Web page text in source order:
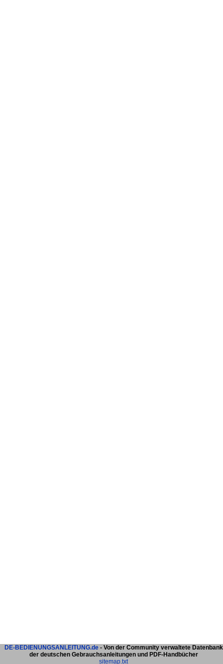
DE-BEDIENUNGSANLEITUNG.de- Von der Community verwaltete Datenbank
der deutschen Gebrauchsanleitungen und PDF-Handbücher
sitemap.txt